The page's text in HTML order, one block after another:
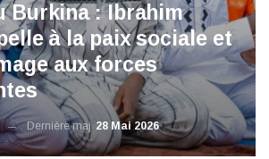
Burkina : Ibrahim
à la paix sociale et
aux forces
Dernière maj 28 Mai 2026